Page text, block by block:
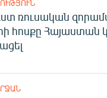
ռուսական
հոսքը Հայաստան